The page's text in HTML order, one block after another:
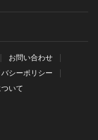
お問い合わせ
シーポリシー
いて